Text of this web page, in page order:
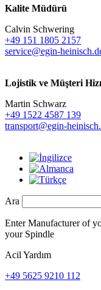
Kalite Müdürü
Calvin Schwering
+49 151 1805 2157
service@egin-
Lojistik ve Müşteri
Martin Schwarz
+49 1522 4587 139
transport@egin-
Ara
Enter Manufacturer of
your Spindle
Acil Yardım
+49 5625 9210 112